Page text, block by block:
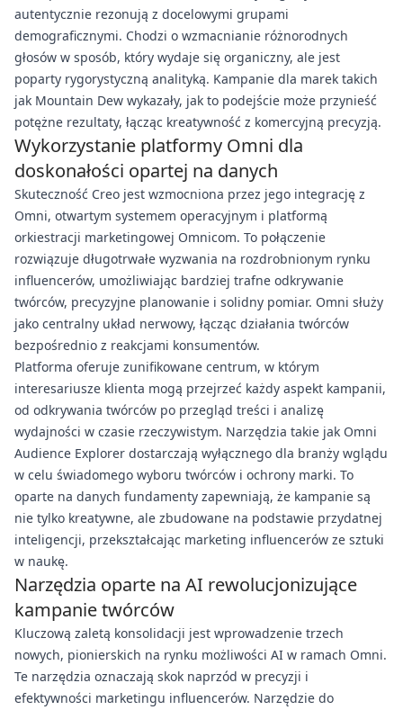
autentycznie rezonują z docelowymi grupami
demograficznymi. Chodzi o wzmacnianie różnorodnych
głosów w sposób, który wydaje się organiczny, ale jest
poparty rygorystyczną analityką. Kampanie dla marek takich
jak Mountain Dew wykazały, jak to podejście może przynieść
potężne rezultaty, łącząc kreatywność z komercyjną precyzją.
Wykorzystanie platformy Omni dla
doskonałości opartej na danych
Skuteczność Creo jest wzmocniona przez jego integrację z
Omni, otwartym systemem operacyjnym i platformą
orkiestracji marketingowej Omnicom. To połączenie
rozwiązuje długotrwałe wyzwania na rozdrobnionym rynku
influencerów, umożliwiając bardziej trafne odkrywanie
twórców, precyzyjne planowanie i solidny pomiar. Omni służy
jako centralny układ nerwowy, łącząc działania twórców
bezpośrednio z reakcjami konsumentów.
Platforma oferuje zunifikowane centrum, w którym
interesariusze klienta mogą przejrzeć każdy aspekt kampanii,
od odkrywania twórców po przegląd treści i analizę
wydajności w czasie rzeczywistym. Narzędzia takie jak Omni
Audience Explorer dostarczają wyłącznego dla branży wglądu
w celu świadomego wyboru twórców i ochrony marki. To
oparte na danych fundamenty zapewniają, że kampanie są
nie tylko kreatywne, ale zbudowane na podstawie przydatnej
inteligencji, przekształcając marketing influencerów ze sztuki
w naukę.
Narzędzia oparte na AI rewolucjonizujące
kampanie twórców
Kluczową zaletą konsolidacji jest wprowadzenie trzech
nowych, pionierskich na rynku możliwości AI w ramach Omni.
Te narzędzia oznaczają skok naprzód w precyzji i
efektywności marketingu influencerów. Narzędzie do